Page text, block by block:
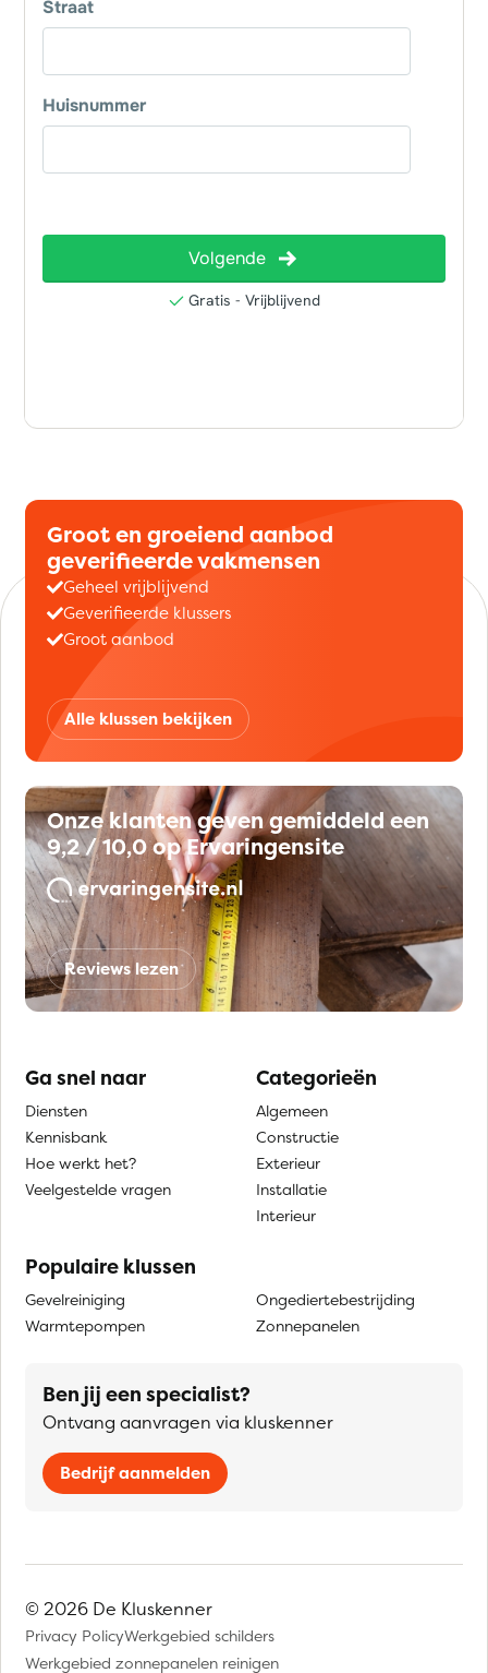
Groot en groeiend aanbod
geverifieerde vakmensen
Geheel vrijblijvend
Geverifieerde klussers
Groot aanbod
Alle klussen bekijken
Onze klanten geven gemiddeld een
9,2 / 10,0 op Ervaringensite
Reviews lezen
Ga snel naar
Diensten
Kennisbank
Hoe werkt het?
Veelgestelde vragen
Categorieën
Algemeen
Constructie
Exterieur
Installatie
Interieur
Populaire klussen
Gevelreiniging
Warmtepompen
Ongediertebestrijding
Zonnepanelen
Ben jij een specialist?
Ontvang aanvragen via kluskenner
Bedrijf aanmelden
© 2026 De Kluskenner
Privacy PolicyWerkgebied schilders
Werkgebied zonnepanelen reinigen